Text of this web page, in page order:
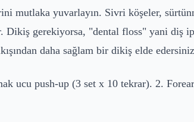
mutlaka yuvarlayın. Sivri köşeler,
Dikiş gerekiyorsa, "dental floss" yani diş
daha sağlam bir dikiş elde
ucu push-up (3 set x 10 tekrar). 2.